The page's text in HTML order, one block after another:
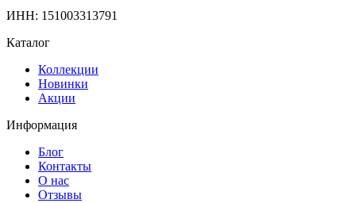
ИНН: 151003313791
Каталог
Коллекции
Новинки
Акции
Информация
Блог
Контакты
О нас
Отзывы